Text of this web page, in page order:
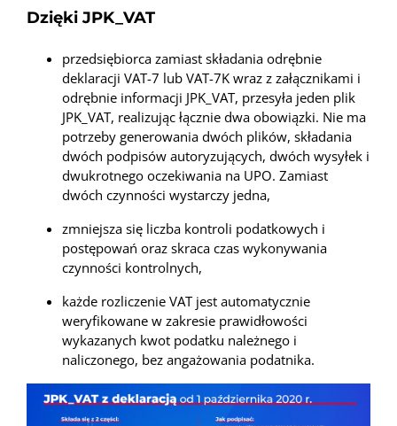
Dzięki JPK_VAT
przedsiębiorca zamiast składania odrębnie
deklaracji VAT-7 lub VAT-7K wraz z załącznikami i
odrębnie informacji JPK_VAT, przesyła jeden plik
JPK_VAT, realizując łącznie dwa obowiązki. Nie ma
potrzeby generowania dwóch plików, składania
dwóch podpisów autoryzujących, dwóch wysyłek i
dwukrotnego oczekiwania na UPO. Zamiast
dwóch czynności wystarczy jedna,
zmniejsza się liczba kontroli podatkowych i
postępowań oraz skraca czas wykonywania
czynności kontrolnych,
każde rozliczenie VAT jest automatycznie
weryfikowane w zakresie prawidłowości
wykazanych kwot podatku należnego i
naliczonego, bez angażowania podatnika.